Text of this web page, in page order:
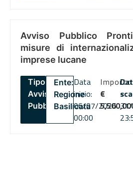
Avviso Pubblico
misure di
imprese lucane
Tipo:
Avviso
Pubblico
Ente:
Regione
Basilicata
Data
inizio:
06/07/2026
00:00
Importo
€